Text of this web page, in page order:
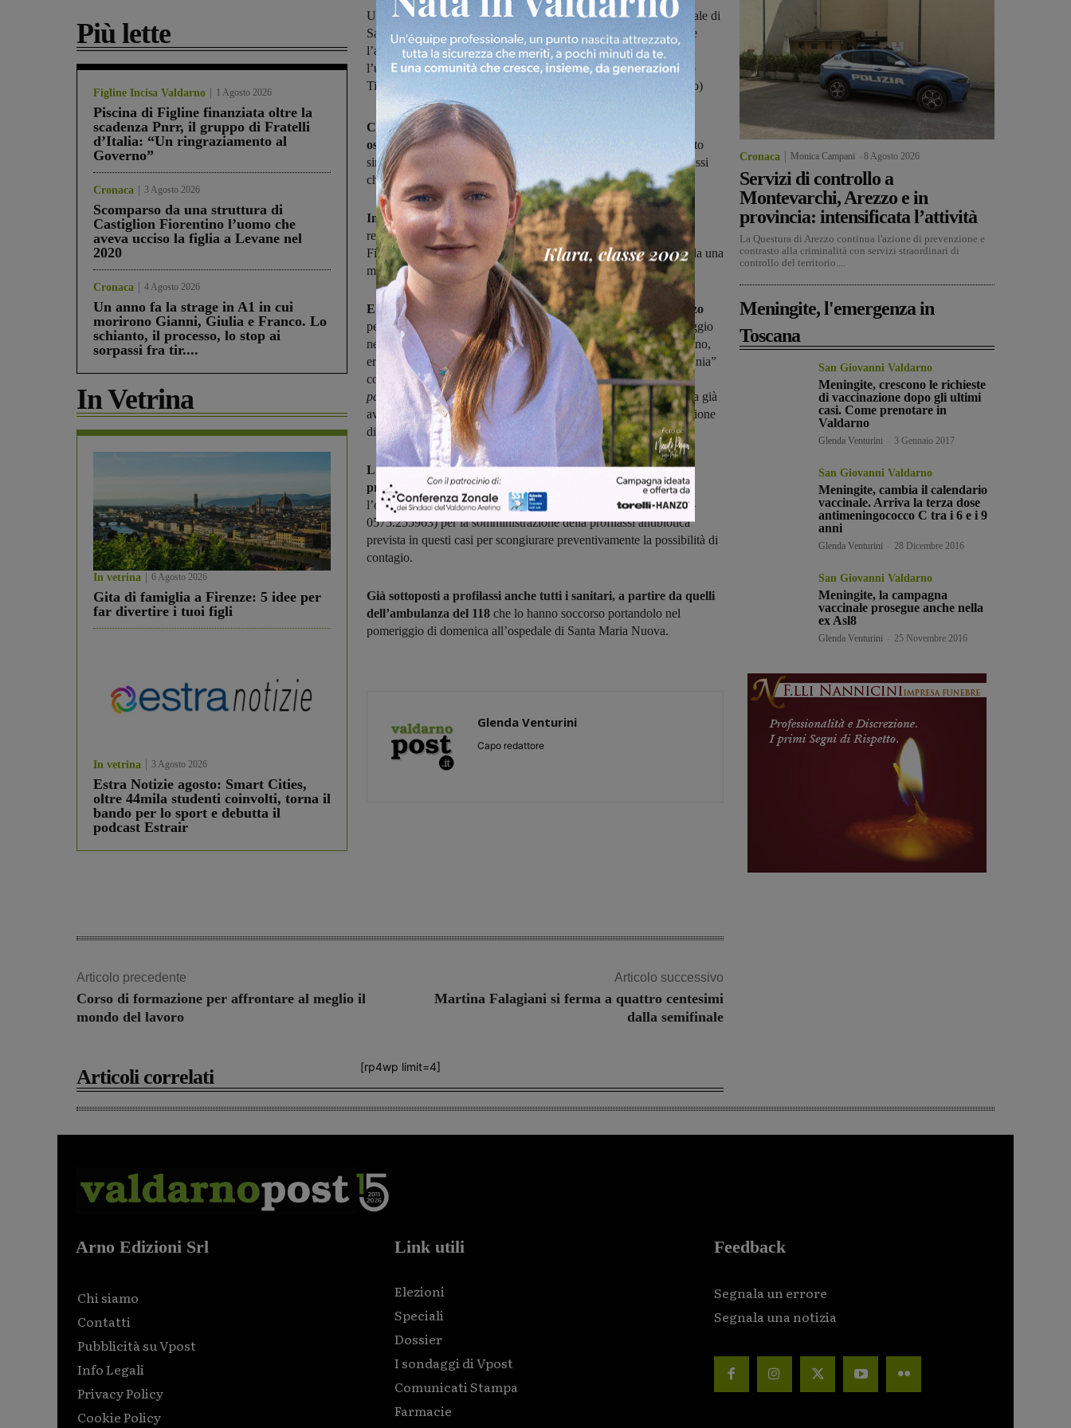
Più lette
Figline Incisa Valdarno 1 Agosto 2026
Piscina di Figline finanziata oltre la
scadenza Pnrr, il gruppo di Fratelli
d’Italia: “Un ringraziamento al
Governo”
Cronaca 3 Agosto 2026
Scomparso da una struttura di
Castiglion Fiorentino l’uomo che
aveva ucciso la figlia a Levane nel
2020
Cronaca 4 Agosto 2026
Un anno fa la strage in A1 in cui
morirono Gianni, Giulia e Franco. Lo
schianto, il processo, lo stop ai
sorpassi fra tir....
In Vetrina
In vetrina 6 Agosto 2026
Gita di famiglia a Firenze: 5 idee per
far divertire i tuoi figli
In vetrina 3 Agosto 2026
Estra Notizie agosto: Smart Cities,
oltre 44mila studenti coinvolti, torna il
bando per lo sport e debutta il
podcast Estrair
Un 21enne è ricoverato nel reparto di terapia intensiva dell’ospedale di
Santa Maria Nuova a Firenze per una meningite di tipo C. Riparte
l’appello per la profilassi: allertata anche la Asl8 di Arezzo perché
l’uomo, la sera di sabato 14 febbraio, è stato alla discoteca “Disco
Tineretului” (non il “Transilvania” come precedentemente indicato)
C'è un altro giovane in terapia intensiva per meningite, in un
ospedale fiorentino.A pochi giorni di distanza da un caso del tutto
simile, scatta di nuovo il protocollo sanitario che invita alla profilassi
chiunque abbia avuto contatti prolungati con la persona malata.
In questo caso si tratta di un giovane di 21 anni,ricoverato nel
reparto di terapia intensiva dell’ospedale di Santa Maria Nuova a
Firenze dove gli esami hanno potuto accertare oggi che è affetto da una
meningite causata dal ceppo del batterio di tipo C.
E questa volta la prima allerta ha riguardato la Asl 8 di Arezzo
perché l’uomo, di nazionalità rumena e reduce da poco da un viaggio
nel suo paese di origine, la sera di sabato 14 febbraio, San Valentino,
era alla discoteca “Disco Tineretului” di Arezzo (non il “Transilvania”
come precedentemente indicato –vedi rettifica della Asl8 a fondo
pagina ). Il servizio di igiene pubblica e prevenzione della Asl 8 ha già
avviato la ricerca di quanti hanno frequentato quel locale in occasione
di San Valentino.
L'appello a coloro che si siano trovati lì in quelle ore è a
presentarsi all’Unità operativa di igiene e sanità pubblica presso
l’ospedale San Donato di Arezzo (0575.254969 – 0575.255954 –
0575.255963) per la somministrazione della profilassi antibiotica
prevista in questi casi per scongiurare preventivamente la possibilità di
contagio.
Già sottoposti a profilassi anche tutti i sanitari, a partire da quelli
dell’ambulanza del 118 che lo hanno soccorso portandolo nel
pomeriggio di domenica all’ospedale di Santa Maria Nuova.
Glenda Venturini
Capo redattore
Articolo precedente
Corso di formazione per affrontare al meglio il
mondo del lavoro
Articolo successivo
Martina Falagiani si ferma a quattro centesimi
dalla semifinale
[rp4wp limit=4]
Articoli correlati
Cronaca Monica Campani 8 Agosto 2026
Servizi di controllo a
Montevarchi, Arezzo e in
provincia: intensificata l’attività
La Questura di Arezzo continua l'azione di prevenzione e
contrasto alla criminalità con servizi straordinari di
controllo del territorio....
Meningite, l'emergenza in
Toscana
San Giovanni Valdarno
Meningite, crescono le richieste
di vaccinazione dopo gli ultimi
casi. Come prenotare in
Valdarno
Glenda Venturini 3 Gennaio 2017
San Giovanni Valdarno
Meningite, cambia il calendario
vaccinale. Arriva la terza dose
antimeningococco C tra i 6 e i 9
anni
Glenda Venturini 28 Dicembre 2016
San Giovanni Valdarno
Meningite, la campagna
vaccinale prosegue anche nella
ex Asl8
Glenda Venturini 25 Novembre 2016
Arno Edizioni Srl
Chi siamo
Contatti
Pubblicità su Vpost
Info Legali
Privacy Policy
Cookie Policy
Link utili
Elezioni
Speciali
Dossier
I sondaggi di Vpost
Comunicati Stampa
Farmacie
Feedback
Segnala un errore
Segnala una notizia